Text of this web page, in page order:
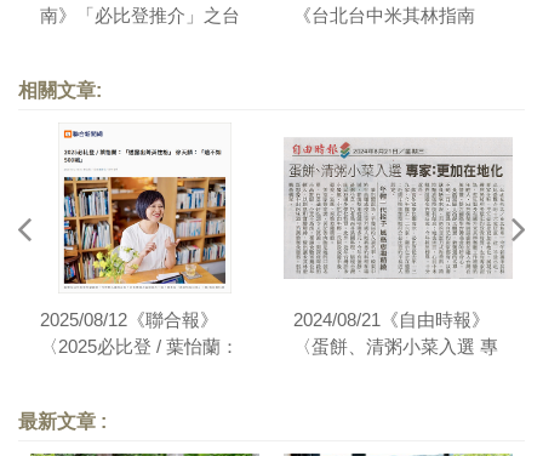
南》「必比登推介」之台
《台北台中米其林指南
相關文章:
2025/08/12《聯合報》
〈2025必比登 / 葉怡蘭：
2024/08/21《自由時報》
〈蛋餅、清粥小菜入選 專
最新文章 :